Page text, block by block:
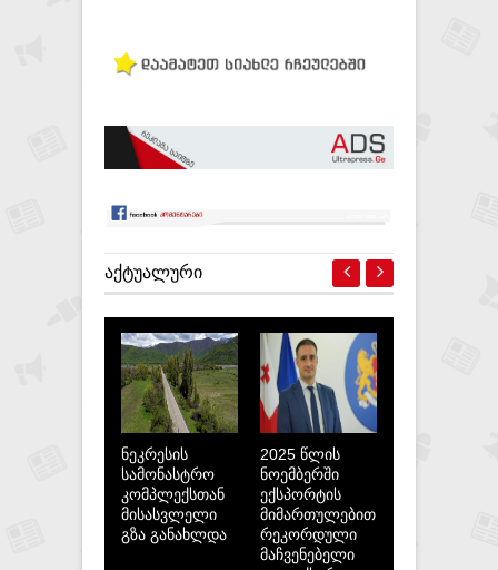
ᲐᲥᲢᲣᲐᲚᲣᲠᲘ
ნეკრესის
სამონასტრო
კომპლექსთან
მისასვლელი
გზა განახლდა
2025 წლის
ნოემბერში
ექსპორტის
მიმართულებით
რეკორდული
მაჩვენებელი